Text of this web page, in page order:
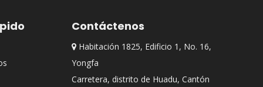
Contáctenos
Habitación 1825, Edificio 1, No. 16,
Yongfa
Carretera, distrito de Huadu, Cantón